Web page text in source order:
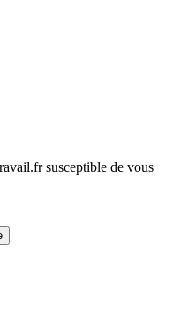
susceptible de vous